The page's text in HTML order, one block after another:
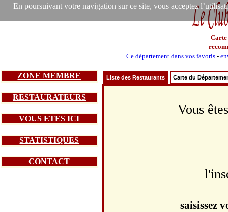
En poursuivant votre navigation sur ce site, vous acceptez
Carte
Ce département dans vos favoris -
ZONE MEMBRE
RESTAURATEURS
VOUS ETES ICI
STATISTIQUES
CONTACT
Liste des Restaurants Carte du
Vous
saisissez